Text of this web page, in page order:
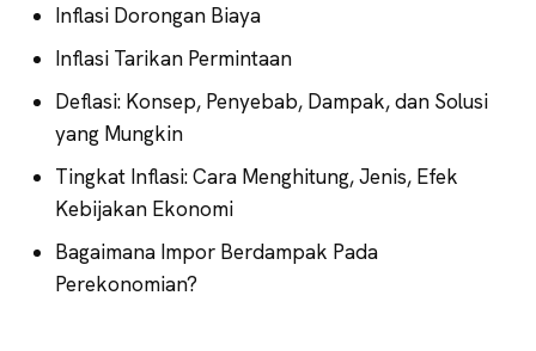
Inflasi Dorongan Biaya
Inflasi Tarikan Permintaan
Deflasi: Konsep, Penyebab, Dampak, dan Solusi
yang Mungkin
Tingkat Inflasi: Cara Menghitung, Jenis, Efek
Kebijakan Ekonomi
Bagaimana Impor Berdampak Pada
Perekonomian?